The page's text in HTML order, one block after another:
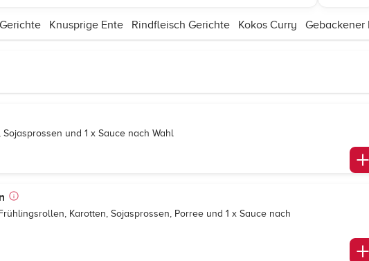
Knusprige Ente Rindfleisch Gerichte Kokos Curry Gebackener
und 1 x Sauce nach Wahl
Karotten, Sojasprossen, Porree und 1 x Sauce nach